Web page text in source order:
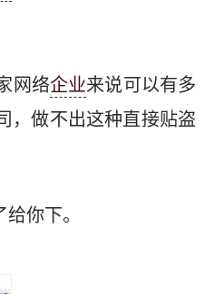
网络企业来说可以有多
，做不出这种直接贴盗
你下。